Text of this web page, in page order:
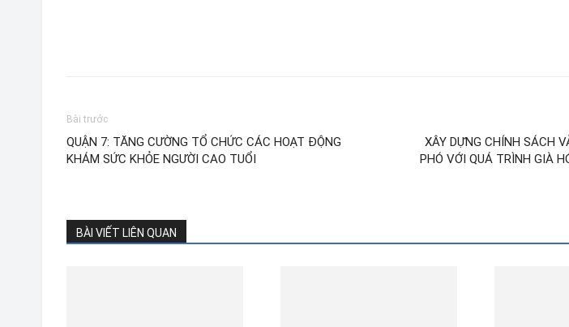
Bài trước
QUẬN 7: TĂNG CƯỜNG TỔ CHỨC CÁC HOẠT ĐỘNG
KHÁM SỨC KHỎE NGƯỜI CAO TUỔI
XÂY DỰNG CHÍNH SÁCH
PHÓ VỚI QUÁ TRÌNH GIÀ
BÀI VIẾT LIÊN QUAN